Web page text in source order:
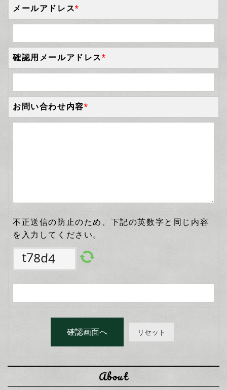
メールアドレス*
確認用メールアドレス*
お問い合わせ内容*
不正送信の防止のため、下記の英数字と同じ内容
を入力してください。
About